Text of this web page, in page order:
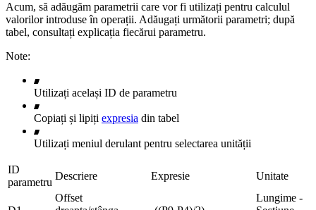
Acum, să adăugăm parametrii care vor fi utilizați pentru calculul
valorilor introduse în operații. Adăugați următorii parametri; după
tabel, consultați explicația fiecărui parametru.
Note:
Utilizați același ID de parametru
Copiați și lipiți expresia din tabel
Utilizați meniul derulant pentru selectarea unității
ID
parametru
Descriere Expresie Unitate
Offset
Lungime -